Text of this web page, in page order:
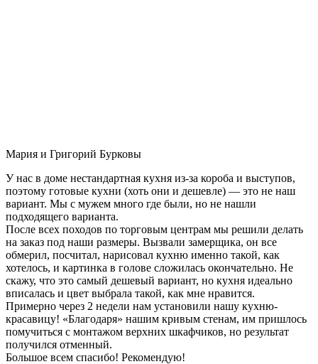
Мария и Григорий Бурковы
У нас в доме нестандартная кухня из-за короба и выступов,
поэтому готовые кухни (хоть они и дешевле) — это не наш
вариант. Мы с мужем много где были, но не нашли
подходящего варианта.
После всех походов по торговым центрам мы решили делать
на заказ под наши размеры. Вызвали замерщика, он все
обмерил, посчитал, нарисовал кухню именно такой, как
хотелось, и картинка в голове сложилась окончательно. Не
скажу, что это самый дешевый вариант, но кухня идеально
вписалась и цвет выбрала такой, как мне нравится.
Примерно через 2 недели нам установили нашу кухню-
красавицу! «Благодаря» нашим кривым стенам, им пришлось
помучиться с монтажом верхних шкафчиков, но результат
получился отменный.
Большое всем спасибо! Рекомендую!